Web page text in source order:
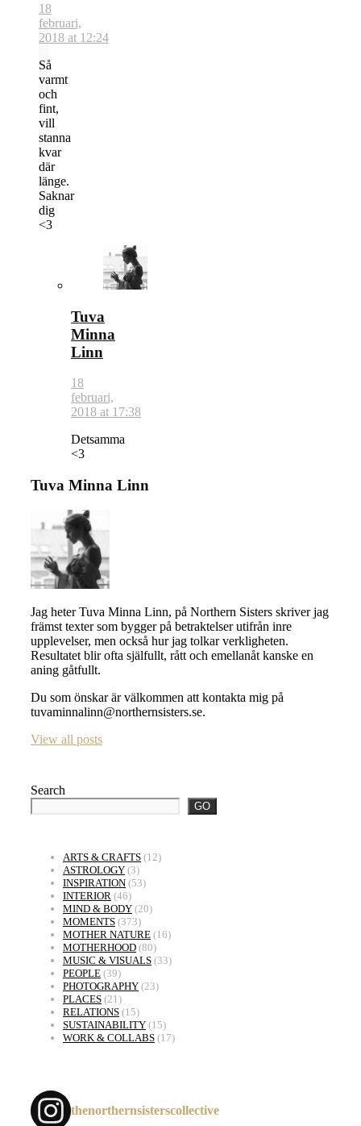
18
februari,
2018 at 12:24
Så
varmt
och
fint,
vill
stanna
kvar
där
länge.
Saknar
dig
<3
Tuva
Minna
Linn
18
februari,
2018 at 17:38
Detsamma
<3
Tuva Minna Linn
Jag heter Tuva Minna Linn, på Northern Sisters skriver jag
främst texter som bygger på betraktelser utifrån inre
upplevelser, men också hur jag tolkar verkligheten.
Resultatet blir ofta själfullt, rått och emellanåt kanske en
aning gåtfullt.
Du som önskar är välkommen att kontakta mig på
tuvaminnalinn@northernsisters.se.
View all posts
Search
GO
ARTS & CRAFTS (12)
ASTROLOGY (3)
INSPIRATION (53)
INTERIOR (46)
MIND & BODY (20)
MOMENTS (373)
MOTHER NATURE (16)
MOTHERHOOD (80)
MUSIC & VISUALS (33)
PEOPLE (39)
PHOTOGRAPHY (23)
PLACES (21)
RELATIONS (15)
SUSTAINABILITY (15)
WORK & COLLABS (17)
thenorthernsisterscollective